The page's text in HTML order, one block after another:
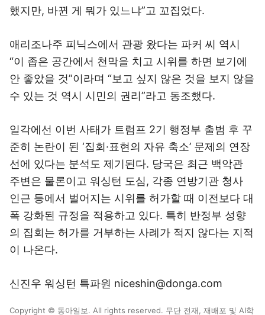
했지만, 바뀐 게 뭐가 있느냐”고 꼬집었다.
애리조나주 피닉스에서 관광 왔다는 파커 씨 역시
“이 좁은 공간에서 천막을 치고 시위를 하면 보기에
안 좋았을 것”이라며 “보고 싶지 않은 것을 보지 않을
수 있는 것 역시 시민의 권리”라고 동조했다.
일각에선 이번 사태가 트럼프 2기 행정부 출범 후 꾸
준히 논란이 된 ‘집회·표현의 자유 축소’ 문제의 연장
선에 있다는 분석도 제기된다. 당국은 최근 백악관
주변은 물론이고 워싱턴 도심, 각종 연방기관 청사
인근 등에서 벌어지는 시위를 허가할 때 이전보다 대
폭 강화된 규정을 적용하고 있다. 특히 반정부 성향
의 집회는 허가를 거부하는 사례가 적지 않다는 지적
이 나온다.
신진우 워싱턴 특파원 niceshin@donga.com
Copyright © 동아일보. All rights reserved. 무단 전재, 재배포 및 AI학